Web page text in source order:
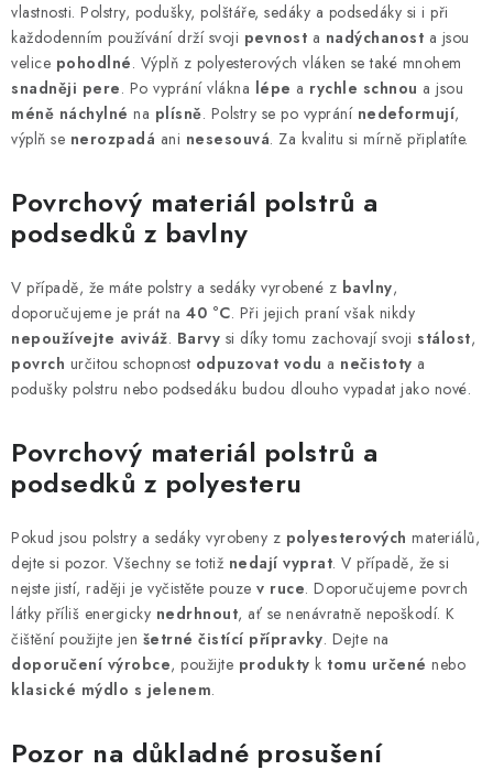
vlastnosti. Polstry, podušky, polštáře, sedáky a podsedáky si i při
každodenním používání drží svoji pevnost a nadýchanost a jsou
velice pohodlné. Výplň z polyesterových vláken se také mnohem
snadněji pere. Po vyprání vlákna lépe a rychle schnou a jsou
méně náchylné na plísně. Polstry se po vyprání nedeformují,
výplň se nerozpadá ani nesesouvá. Za kvalitu si mírně připlatíte.
Povrchový materiál polstrů a
podsedků z bavlny
V případě, že máte polstry a sedáky vyrobené z bavlny,
doporučujeme je prát na 40 °C. Při jejich praní však nikdy
nepoužívejte aviváž. Barvy si díky tomu zachovají svoji stálost,
povrch určitou schopnost odpuzovat vodu a nečistoty a
podušky polstru nebo podsedáku budou dlouho vypadat jako nové.
Povrchový materiál polstrů a
podsedků z polyesteru
Pokud jsou polstry a sedáky vyrobeny z polyesterových materiálů,
dejte si pozor. Všechny se totiž nedají vyprat. V případě, že si
nejste jistí, raději je vyčistěte pouze v ruce. Doporučujeme povrch
látky příliš energicky nedrhnout, ať se nenávratně nepoškodí. K
čištění použijte jen šetrné čistící přípravky. Dejte na
doporučení výrobce, použijte produkty k tomu určené nebo
klasické mýdlo s jelenem.
Pozor na důkladné prosušení